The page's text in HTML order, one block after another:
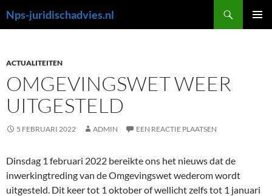
naar
Nps-juridischadvies.nl
ACTUALITEITEN
OMGEVINGSWET WEER
UITGESTELD
5 FEBRUARI 2022 ADMIN EEN REACTIE PLAATSEN
Dinsdag 1 februari 2022 bereikte ons het nieuws dat de
inwerkingtreding van de Omgevingswet wederom wordt
uitgesteld. Dit keer tot 1 oktober of wellicht zelfs tot 1 januari